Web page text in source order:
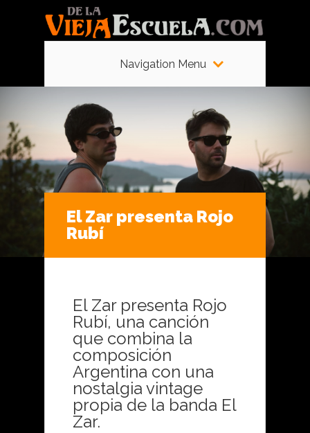
Navigation Menu
El Zar presenta Rojo
Rubí
El Zar presenta Rojo
Rubí, una canción
que combina la
composición
Argentina con una
nostalgia vintage
propia de la banda El
Zar.